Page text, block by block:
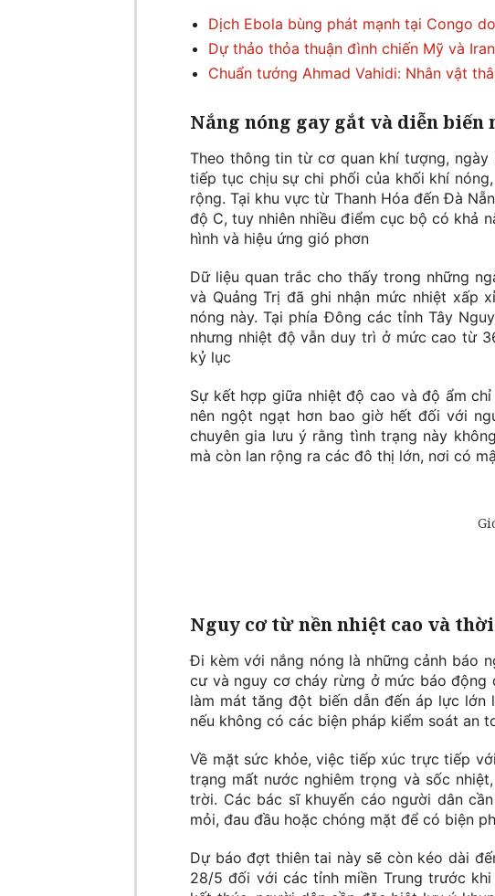
Dịch Ebola bùng phát mạnh tại Congo
Dự thảo thỏa thuận đình chiến Mỹ và
Chuẩn tướng Ahmad Vahidi: Nhân vật
Nắng nóng gay gắt và diễn biến
Theo thông tin từ cơ quan khí tượng, ngày
tiếp tục chịu sự chi phối của khối khí
rộng. Tại khu vực từ Thanh Hóa đến Đà
độ C, tuy nhiên nhiều điểm cục bộ có khả
hình và hiệu ứng gió phơn
Dữ liệu quan trắc cho thấy trong những
và Quảng Trị đã ghi nhận mức nhiệt xấp
nóng này. Tại phía Đông các tỉnh Tây
nhưng nhiệt độ vẫn duy trì ở mức cao từ
kỷ lục
Sự kết hợp giữa nhiệt độ cao và độ ẩm
nên ngột ngạt hơn bao giờ hết đối với
chuyên gia lưu ý rằng tình trạng này
mà còn lan rộng ra các đô thị lớn, nơi có
Nguy cơ từ nền nhiệt cao và
Đi kèm với nắng nóng là những cảnh báo
cư và nguy cơ cháy rừng ở mức báo
làm mát tăng đột biến dẫn đến áp lực
nếu không có các biện pháp kiểm soát an
Về mặt sức khỏe, việc tiếp xúc trực tiếp
trạng mất nước nghiêm trọng và sốc
trời. Các bác sĩ khuyến cáo người dân
mỏi, đau đầu hoặc chóng mặt để có biện
Dự báo đợt thiên tai này sẽ còn kéo dài
28/5 đối với các tỉnh miền Trung trước